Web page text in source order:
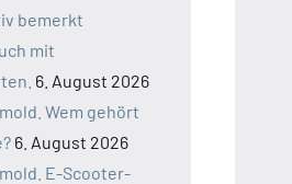
bemerkt
mit
6. August 2026
Wem gehört
6. August 2026
E-Scooter-